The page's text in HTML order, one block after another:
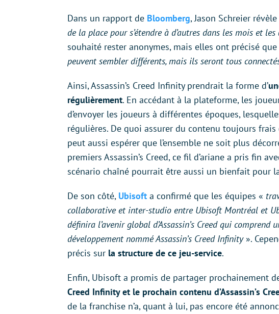
Dans un rapport de Bloomberg, Jason Schreier
de la place pour s’étendre à d’autres dans les mois et
souhaité rester anonymes, mais elles ont précisé que
peuvent sembler différents, mais ils seront tous
Ainsi, Assassin’s Creed Infinity prendrait la forme d’
régulièrement. En accédant à la plateforme, les
d’envoyer les joueurs à différentes époques,
régulières. De quoi assurer du contenu toujours
peut aussi espérer que l’ensemble ne soit plus
premiers Assassin’s Creed, ce fil d’ariane a pris fin
scénario chaîné pourrait être aussi un bienfait pour
De son côté, Ubisoft a confirmé que les équipes «
collaborative et inter-studio entre Ubisoft Montréal et
définira l’avenir global d’Assassin’s Creed qui
développement nommé Assassin’s Creed Infinity».
précis sur la structure de ce jeu-service.
Enfin, Ubisoft a promis de partager prochainement
Creed Infinity et le prochain contenu d’Assassin’s
de la franchise n’a, quant à lui, pas encore été